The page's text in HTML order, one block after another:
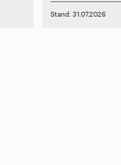
Stand: 31.07.2026